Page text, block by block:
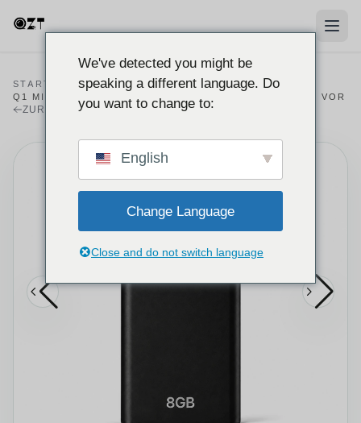
STARTSEITE/PRODUKTE/ RECORDER/
Q1 MINI-SPRACHREKORDER MIT 16GB SPEICHER UND VOR
ZURÜCK ZUM REKORDER-KATALOG
We've detected you might be
speaking a different language. Do
you want to change to:
English
Change Language
Close and do not switch language